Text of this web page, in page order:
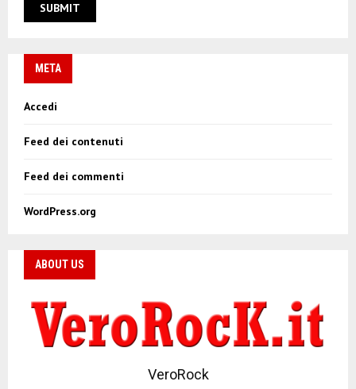
META
Accedi
Feed dei contenuti
Feed dei commenti
WordPress.org
ABOUT US
VeroRock